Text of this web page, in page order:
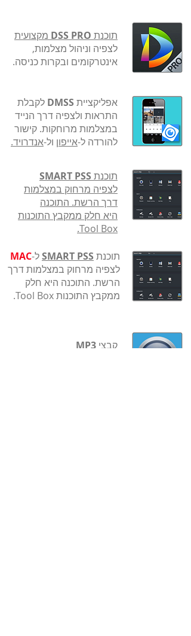
תוכנת DSS PRO מקצועית
לצפיה וניהול מצלמות,
אינטרקומים ובקרות כניסה.
​אפליקציית DMSS לקבלת
התראות ולצפיה דרך הנייד
במצלמות מרוחקות. קישור
להורדה ל-אייפון ול-אנדרויד.
תוכנת SMART PSS
לצפיה מרחוק במצלמות
דרך הרשת. התוכנה
היא חלק ממקבץ התוכנות
Tool Box.
תוכנת SMART PSSל-MAC
לצפיה מרחוק במצלמות דרך
הרשת. התוכנה היא חלק
ממקבץ התוכנות Tool Box.
קבצי MP3